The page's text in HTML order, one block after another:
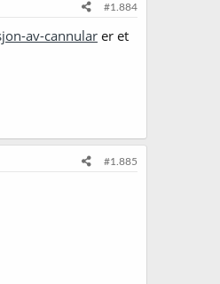
#1.884
av-cannularer et
#1.885